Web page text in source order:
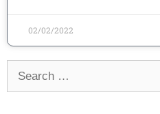
02/02/2022